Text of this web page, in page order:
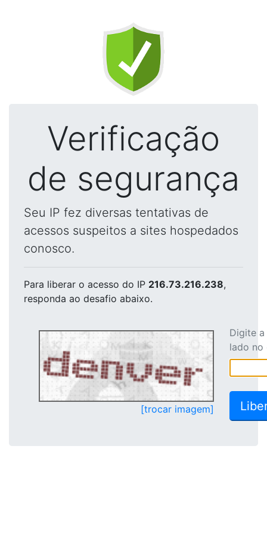
Verificação
de segurança
Seu IP fez diversas tentativas de
acessos suspeitos a sites hospedados
conosco.
Para liberar o acesso do IP 216.73.216.238,
responda ao desafio abaixo.
[trocar imagem]
Digite
lado no